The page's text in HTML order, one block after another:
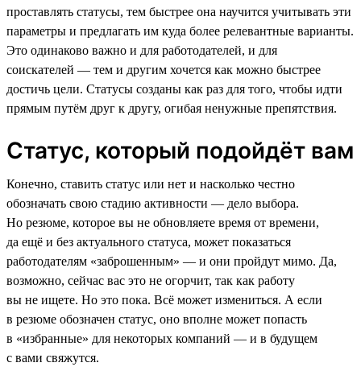
проставлять статусы, тем быстрее она научится учитывать эти
параметры и предлагать им куда более релевантные варианты.
Это одинаково важно и для работодателей, и для
соискателей — тем и другим хочется как можно быстрее
достичь цели. Статусы созданы как раз для того, чтобы идти
прямым путём друг к другу, огибая ненужные препятствия.
Статус, который подойдёт вам
Конечно, ставить статус или нет и насколько честно
обозначать свою стадию активности — дело выбора.
Но резюме, которое вы не обновляете время от времени,
да ещё и без актуального статуса, может показаться
работодателям «заброшенным» — и они пройдут мимо. Да,
возможно, сейчас вас это не огорчит, так как работу
вы не ищете. Но это пока. Всё может измениться. А если
в резюме обозначен статус, оно вполне может попасть
в «избранные» для некоторых компаний — и в будущем
с вами свяжутся.